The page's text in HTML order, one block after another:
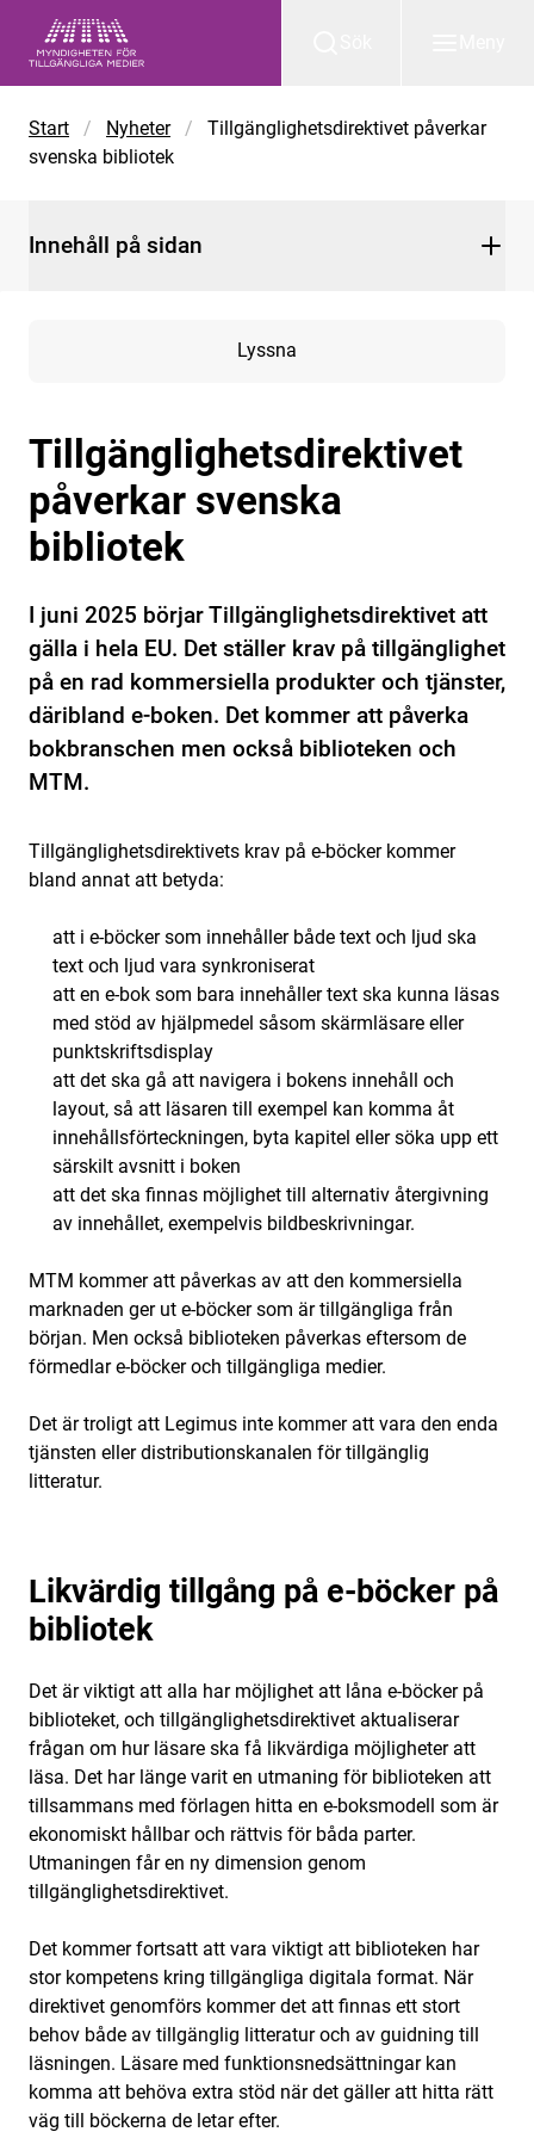
Start / Nyheter /
Tillgänglighetsdirektivet påverkar
svenska bibliotek
Lyssna
Tillgänglighetsdirektivet
påverkar svenska
bibliotek
I juni 2025 börjar Tillgänglighetsdirektivet att
gälla i hela EU. Det ställer krav på tillgänglighet
på en rad kommersiella produkter och tjänster,
däribland e-boken. Det kommer att påverka
bokbranschen men också biblioteken och
MTM.
Tillgänglighetsdirektivets krav på e-böcker kommer
bland annat att betyda:
att i e-böcker som innehåller både text och ljud ska
text och ljud vara synkroniserat
att en e-bok som bara innehåller text ska kunna läsas
med stöd av hjälpmedel såsom skärmläsare eller
punktskriftsdisplay
att det ska gå att navigera i bokens innehåll och
layout, så att läsaren till exempel kan komma åt
innehållsförteckningen, byta kapitel eller söka upp ett
särskilt avsnitt i boken
att det ska finnas möjlighet till alternativ återgivning
av innehållet, exempelvis bildbeskrivningar.
MTM kommer att påverkas av att den kommersiella
marknaden ger ut e-böcker som är tillgängliga från
början. Men också biblioteken påverkas eftersom de
förmedlar e-böcker och tillgängliga medier.
Det är troligt att Legimus inte kommer att vara den enda
tjänsten eller distributionskanalen för tillgänglig
litteratur.
Likvärdig tillgång på e-böcker på
bibliotek
Det är viktigt att alla har möjlighet att låna e-böcker på
biblioteket, och tillgänglighetsdirektivet aktualiserar
frågan om hur läsare ska få likvärdiga möjligheter att
läsa. Det har länge varit en utmaning för biblioteken att
tillsammans med förlagen hitta en e-boksmodell som är
ekonomiskt hållbar och rättvis för båda parter.
Utmaningen får en ny dimension genom
tillgänglighetsdirektivet.
Det kommer fortsatt att vara viktigt att biblioteken har
stor kompetens kring tillgängliga digitala format. När
direktivet genomförs kommer det att finnas ett stort
behov både av tillgänglig litteratur och av guidning till
läsningen. Läsare med funktionsnedsättningar kan
komma att behöva extra stöd när det gäller att hitta rätt
väg till böckerna de letar efter.
Innehåll på sidan